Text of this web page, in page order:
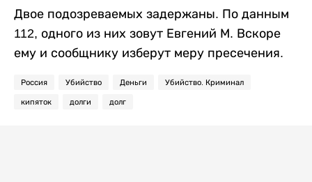
Двое подозреваемых задержаны. По данным
112, одного из них зовут Евгений М. Вскоре
ему и сообщнику изберут меру пресечения.
Россия Убийство Деньги Убийство. Криминал
кипяток долги долг